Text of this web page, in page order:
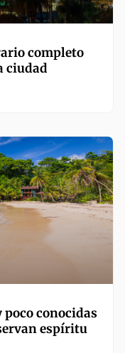
completo
ciudad
poco conocidas
espíritu